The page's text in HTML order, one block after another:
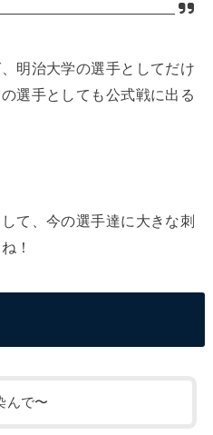
明治大学の選手としてだけ
選手としても公式戦に出る
て、今の選手達に大きな刺
！
んで〜